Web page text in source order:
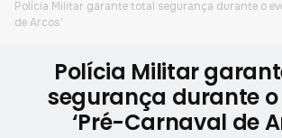
Polícia Militar garante total segurança durante o
de Arcos’
Polícia Militar
segurança durante o
‘Pré-Carnaval de